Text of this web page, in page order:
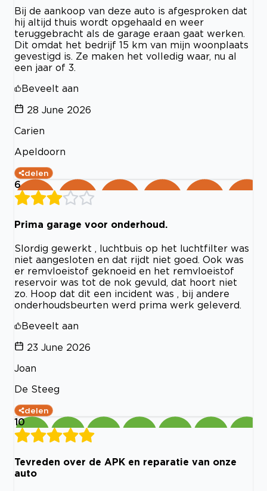
Bij de aankoop van deze auto is afgesproken dat
hij altijd thuis wordt opgehaald en weer
teruggebracht als de garage eraan gaat werken.
Dit omdat het bedrijf 15 km van mijn woonplaats
gevestigd is. Ze maken het volledig waar, nu al
een jaar of 3.
Beveelt aan
28 June 2026
Carien
Apeldoorn
delen
6
Prima garage voor onderhoud.
Slordig gewerkt , luchtbuis op het luchtfilter was
niet aangesloten en dat rijdt niet goed. Ook was
er remvloeistof geknoeid en het remvloeistof
reservoir was tot de nok gevuld, dat hoort niet
zo. Hoop dat dit een incident was , bij andere
onderhoudsbeurten werd prima werk geleverd.
Beveelt aan
23 June 2026
Joan
De Steeg
delen
10
Tevreden over de APK en reparatie van onze
auto